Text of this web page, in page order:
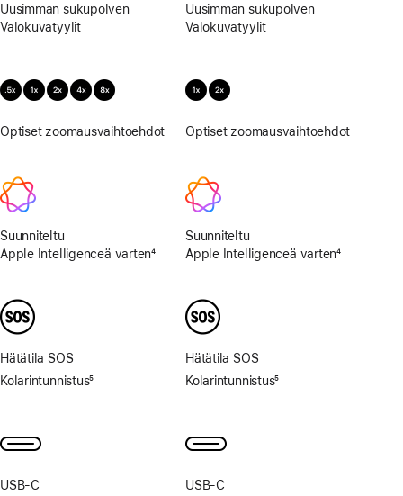
Uusimman sukupolven
Valokuva­tyylit
Optiset zoomausvaihtoehdot 0,5x,
Suunniteltu
Apple Intelligenceä varten4
Hätätila SOS
Kolarintunnistus5
USB‑C
Uusimman sukupolven
Valokuva­tyylit
Optiset zoomausvaihtoehdot
Suunniteltu
Apple Intelligenceä varten4
Hätätila SOS
Kolarintunnistus5
USB‑C